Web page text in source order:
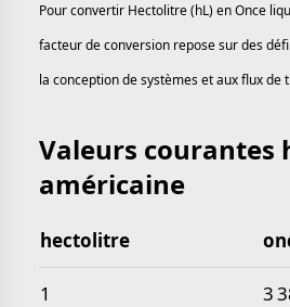
Pour convertir Hectolitre (hL) en Once
facteur de conversion repose sur des
la conception de systèmes et aux flux
Valeurs courantes
américaine
Valeurs courantes
hectolitre
1 3